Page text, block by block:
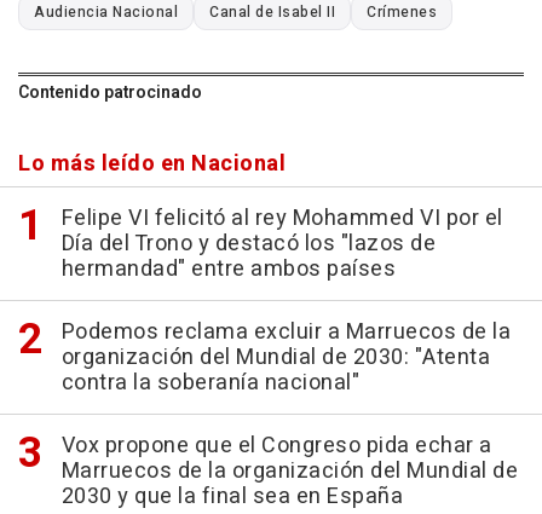
Audiencia Nacional Canal de Isabel II Crímenes
Contenido patrocinado
Lo más leído en Nacional
Felipe VI felicitó al rey Mohammed VI por el
Día del Trono y destacó los "lazos de
hermandad" entre ambos países
Podemos reclama excluir a Marruecos de la
organización del Mundial de 2030: "Atenta
contra la soberanía nacional"
Vox propone que el Congreso pida echar a
Marruecos de la organización del Mundial de
2030 y que la final sea en España